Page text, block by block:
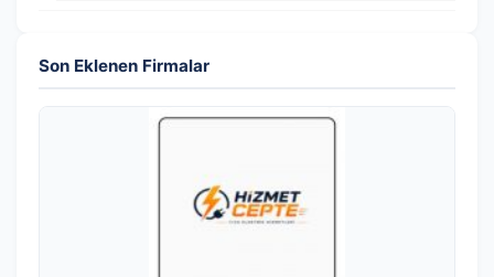
Son Eklenen Firmalar